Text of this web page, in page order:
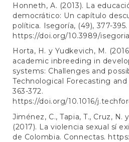
Honneth, A. (2013). La
democrático: Un capítulo
política. Isegoría, (49), 377-395.
https://doi.org/10.3989/
Horta, H. y Yudkevich, M.
academic inbreeding in
systems: Challenges and
Technological Forecasting and
363-372.
https://doi.org/10.1016/
Jiménez, C., Tapia, T., Cruz, N.
(2017). La violencia sexual sí
de Colombia. Connectas.